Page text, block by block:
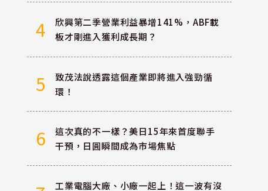
4
欣興第二季營業利益暴增141%，ABF載
板才剛進入獲利成長期？
5
致茂法說透露這個產業即將進入強勁循
環！
6
這次真的不一樣？美日15年來首度聯手
干預，日圓瞬間成為市場焦點
工業電腦大廠、小廠一起上！這一波有沒